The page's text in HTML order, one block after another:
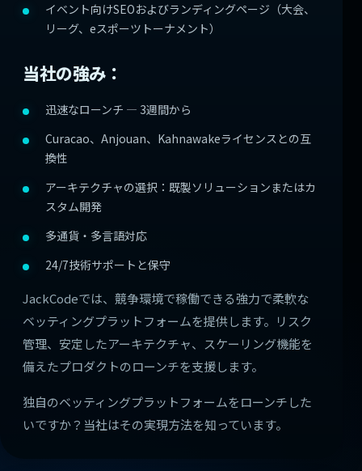
イベント向けSEOおよびランディングページ（大会、
リーグ、eスポーツトーナメント）
当社の強み：
迅速なローンチ — 3週間から
Curacao、Anjouan、Kahnawakeライセンスとの互
換性
アーキテクチャの選択：既製ソリューションまたはカ
スタム開発
多通貨・多言語対応
24/7技術サポートと保守
JackCodeでは、競争環境で稼働できる強力で柔軟な
ベッティングプラットフォームを提供します。リスク
管理、安定したアーキテクチャ、スケーリング機能を
備えたプロダクトのローンチを支援します。
独自のベッティングプラットフォームをローンチした
いですか？当社はその実現方法を知っています。